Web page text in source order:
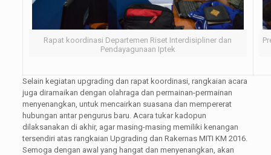
Rapat koordinasi Departemen Riset Interdisipliner dan
Pendayagunaan Iptek
Selain kegiatan upgrading dan rapat koordinasi, rangkaian acara
juga diramaikan dengan olahraga dan permainan-permainan
menyenangkan, untuk mencairkan suasana dan mempererat
hubungan antar pengurus baru. Acara tukar kadopun
dilaksanakan di akhir, agar masing-masing memiliki kenangan
tersendiri atas rangkaian Upgrading dan Rakernas MITI KM 2016.
Semoga dengan awal yang hangat dan menyenangkan, akan